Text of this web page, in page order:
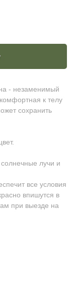
- незаменимый
к телу
сохранить
лучи и
все условия
впишутся в
при выезде на